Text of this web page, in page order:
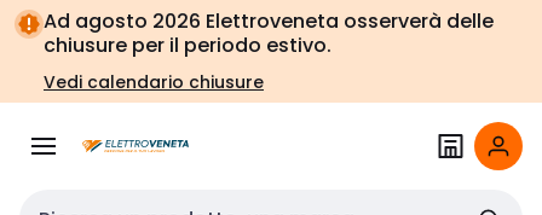
Vai alla
navigazione
Vai
alla
pagina
Ad agosto 2026 Elettroveneta osserverà delle
chiusure per il periodo estivo.
Vedi calendario chiusure